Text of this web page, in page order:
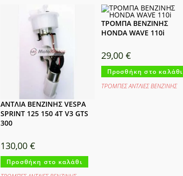
ΑΝΤΛΙΑ ΒΕΝΖΙΝΗΣ VESPA
SPRINT 125 150 4T V3 GTS
300
130,00€
Προσθήκη στο καλάθι
ΤΡΟΜΠΑ ΒΕΝΖΙΝΗΣ
HONDA WAVE 110i
29,00 €
Προσθήκη στο καλάθι
ΤΡΟΜΠΕΣ ΑΝΤΛΙΕΣ ΒΕΝΖΙΝΗΣ